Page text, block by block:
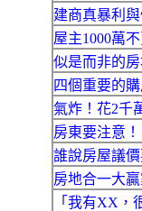
建商真暴利與
屋主1000萬
似是而非的
四個重要的
氣炸！花2千
房東要注意
誰說房屋議
房地合一大
「我有XX，